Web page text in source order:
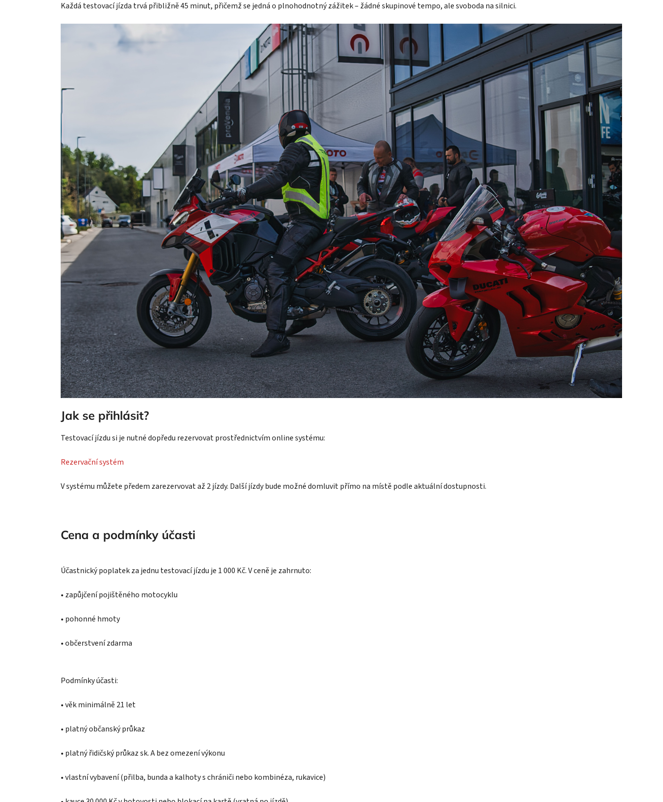
Každá testovací jízda trvá přibližně 45 minut, přičemž se jedná o plnohodnotný zážitek – žádné skupinové tempo, ale svoboda na silnici.
Jak se přihlásit?
Testovací jízdu si je nutné dopředu rezervovat prostřednictvím online systému:
Rezervační systém
V systému můžete předem zarezervovat až 2 jízdy. Další jízdy bude možné domluvit přímo na místě podle aktuální dostupnosti.
Cena a podmínky účasti
Účastnický poplatek za jednu testovací jízdu je 1 000 Kč. V ceně je zahrnuto:
• zapůjčení pojištěného motocyklu
• pohonné hmoty
• občerstvení zdarma
Podmínky účasti:
• věk minimálně 21 let
• platný občanský průkaz
• platný řidičský průkaz sk. A bez omezení výkonu
• vlastní vybavení (přilba, bunda a kalhoty s chrániči nebo kombinéza, rukavice)